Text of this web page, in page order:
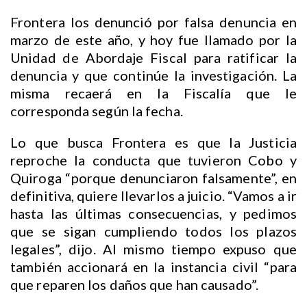
Frontera los denunció por falsa denuncia en
marzo de este año, y hoy fue llamado por la
Unidad de Abordaje Fiscal para ratificar la
denuncia y que continúe la investigación. La
misma recaerá en la Fiscalía que le
corresponda según la fecha.
Lo que busca Frontera es que la Justicia
reproche la conducta que tuvieron Cobo y
Quiroga “porque denunciaron falsamente”, en
definitiva, quiere llevarlos a juicio. “Vamos a ir
hasta las últimas consecuencias, y pedimos
que se sigan cumpliendo todos los plazos
legales”, dijo. Al mismo tiempo expuso que
también accionará en la instancia civil “para
que reparen los daños que han causado”.